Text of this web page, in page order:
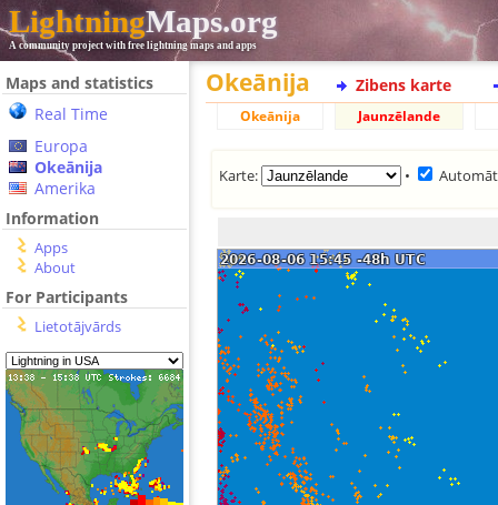
LightningMaps.org
A community project with free lightning maps and apps
Maps and statistics
Real Time
Europa
Okeānija
Amerika
Information
Apps
About
For Participants
Lietotājvārds
Okeānija Zibens karte
Okeānija Jaunzēlande
Karte: •